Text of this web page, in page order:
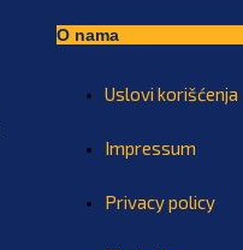
O nama
Uslovi korišćenja
Impressum
Privacy policy